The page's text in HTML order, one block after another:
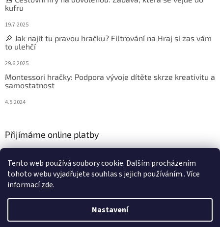
Tento web používá soubory cookie. Dalším procházením
tohoto webu vyjadřujete souhlas s jejich používáním.. Více
informacízde.
Nastavení
kufru
19.7.2025
🔎 Jak najít tu pravou hračku? Filtrování na Hraj si zas vám
to ulehčí
29.6.2025
Montessori hračky: Podpora vývoje dítěte skrze kreativitu a
samostatnost
4.5.2024
Přijímáme online platby